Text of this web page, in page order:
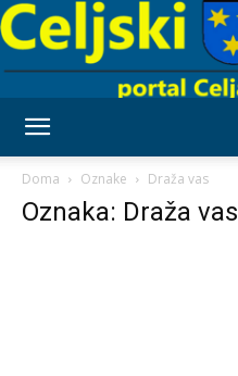
Doma Oznake Draža vas
Oznaka: Draža vas